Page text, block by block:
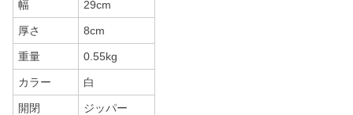
幅 29cm
厚さ 8cm
重量 0.55kg
カラー 白
開閉 ジッパー